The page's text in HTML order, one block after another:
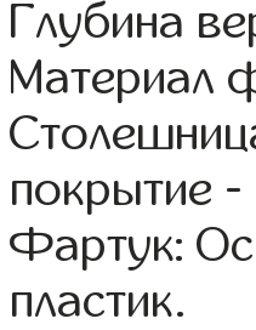
Глубина
Материал
покрытие -
Фартук:
пластик.